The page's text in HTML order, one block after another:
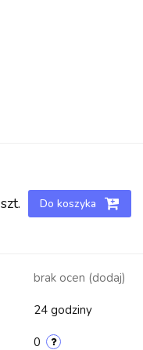
szt. Do koszyka
brak ocen (dodaj)
24 godziny
0